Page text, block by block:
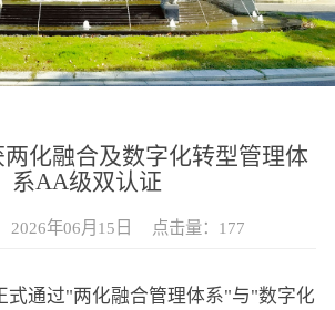
化融合及数字化转型管理体
系AA级双认证
2026年06月15日 点击量： 177
式通过"两化融合管理体系"与"数字化